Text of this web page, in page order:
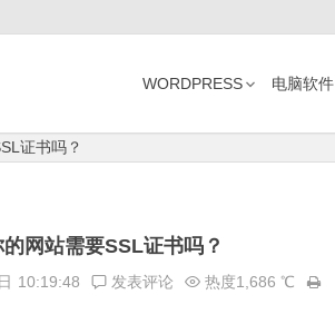
WORDPRESS 电脑软件
证书吗？
的网站需要SSL证书吗？
10:19:48 发表评论 热度1,686 ℃